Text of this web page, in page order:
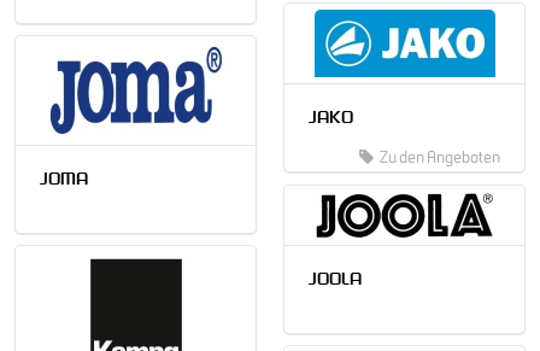
JAKO
Zu den Angeboten
JOMA
JOOLA